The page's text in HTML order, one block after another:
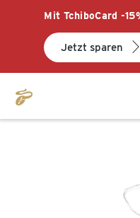
Mit TchiboCard -
Jetzt sparen